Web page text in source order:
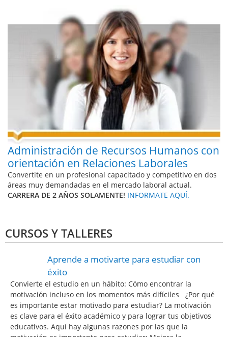
Administración de Recursos Humanos con
orientación en Relaciones Laborales
Convertite en un profesional capacitado y competitivo en dos
áreas muy demandadas en el mercado laboral actual.
CARRERA DE 2 AÑOS SOLAMENTE! INFORMATE AQUÍ.
CURSOS Y TALLERES
Aprende a motivarte para estudiar con
éxito
Convierte el estudio en un hábito: Cómo encontrar la
motivación incluso en los momentos más difíciles ¿Por qué
es importante estar motivado para estudiar? La motivación
es clave para el éxito académico y para lograr tus objetivos
educativos. Aquí hay algunas razones por las que la